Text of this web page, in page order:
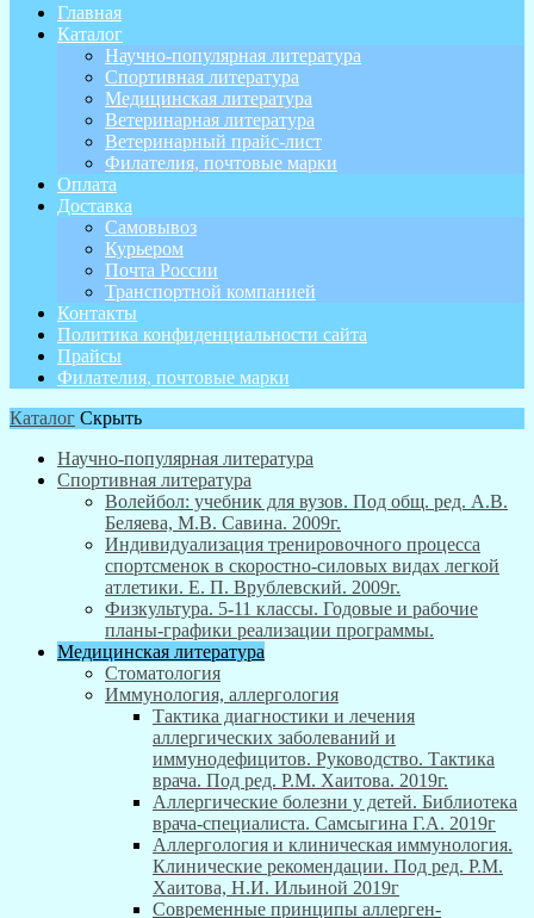
Главная
Каталог
Научно-популярная литература
Спортивная литература
Медицинская литература
Ветеринарная литература
Ветеринарный прайс-лист
Филателия, почтовые марки
Оплата
Доставка
Самовывоз
Курьером
Почта России
Транспортной компанией
Контакты
Политика конфиденциальности сайта
Прайсы
Филателия, почтовые марки
Каталог Скрыть
Научно-популярная литература
Спортивная литература
Волейбол: учебник для вузов. Под общ. ред. А.В.
Беляева, М.В. Савина. 2009г.
Индивидуализация тренировочного процесса
спортсменок в скоростно-силовых видах легкой
атлетики. Е. П. Врублевский. 2009г.
Физкультура. 5-11 классы. Годовые и рабочие
планы-графики реализации программы.
Медицинская литература
Стоматология
Иммунология, аллергология
Тактика диагностики и лечения
аллергических заболеваний и
иммунодефицитов. Руководство. Тактика
врача. Под ред. Р.М. Хаитова. 2019г.
Аллергические болезни у детей. Библиотека
врача-специалиста. Самсыгина Г.А. 2019г
Аллергология и клиническая иммунология.
Клинические рекомендации. Под ред. Р.М.
Хаитова, Н.И. Ильиной 2019г
Современные принципы аллерген-